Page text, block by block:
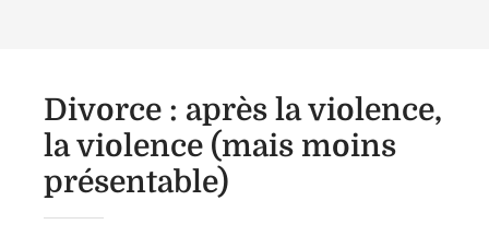
Divorce : après la violence,
la violence (mais moins
présentable)